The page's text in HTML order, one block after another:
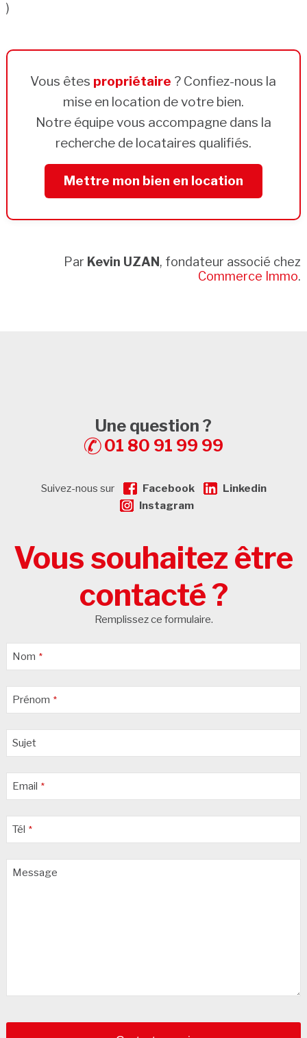
)
Vous êtes propriétaire ? Confiez-nous la
mise en location de votre bien.
Notre équipe vous accompagne dans la
recherche de locataires qualifiés.
Mettre mon bien en location
Par Kevin UZAN, fondateur associé chez
Commerce Immo.
Une question ?
01 80 91 99 99
Suivez-nous sur Facebook
Linkedin
Instagram
Vous souhaitez être
contacté ?
Remplissez ce formulaire.
Nom *
Prénom *
Sujet
Email *
Tél *
Message